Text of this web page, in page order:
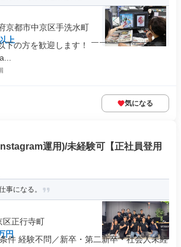
京都市中京区手洗水町
上
下の方を歓迎します！ ￣￣￣￣￣￣￣￣￣
気になる
運用)/未経験可【正社員登用
事になる。
区正行寺町
円
件 経験不問／新卒・第二新卒・社会人未経